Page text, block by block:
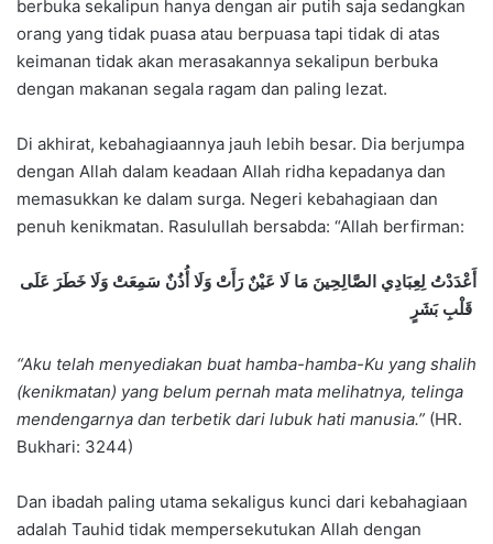
berbuka sekalipun hanya dengan air putih saja sedangkan
orang yang tidak puasa atau berpuasa tapi tidak di atas
keimanan tidak akan merasakannya sekalipun berbuka
dengan makanan segala ragam dan paling lezat.
Di akhirat, kebahagiaannya jauh lebih besar. Dia berjumpa
dengan Allah dalam keadaan Allah ridha kepadanya dan
memasukkan ke dalam surga. Negeri kebahagiaan dan
penuh kenikmatan. Rasulullah bersabda: “Allah berfirman:
أَعْدَدْتُ لِعِبَادِي الصَّالِحِينَ مَا لَا عَيْنٌ رَأَتْ وَلَا أُذُنٌ سَمِعَتْ وَلَا خَطَرَ عَلَى
“Aku telah menyediakan buat hamba-hamba-Ku yang shalih
(kenikmatan) yang belum pernah mata melihatnya, telinga
mendengarnya dan terbetik dari lubuk hati manusia.” (HR.
Bukhari: 3244)
Dan ibadah paling utama sekaligus kunci dari kebahagiaan
adalah Tauhid tidak mempersekutukan Allah dengan